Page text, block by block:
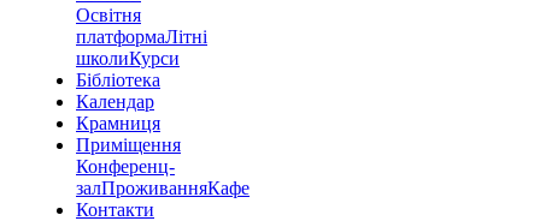
Освітня
платформаЛітні
школиКурси
Бібліотека
Календар
Крамниця
Приміщення
Конференц-
залПроживанняКафе
Контакти